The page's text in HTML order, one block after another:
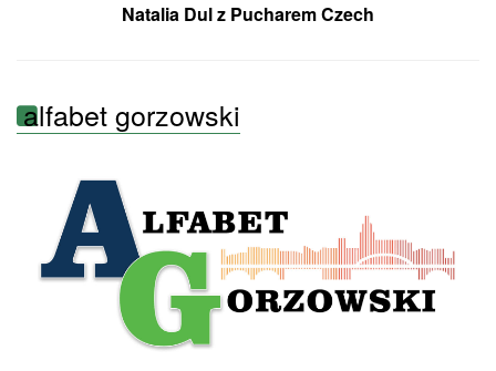
Natalia Dul z Pucharem Czech
alfabet gorzowski